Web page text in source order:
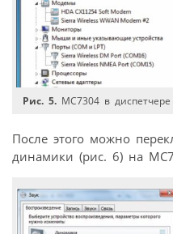
Рис. 5. МС7304 в диспетчере
После этого можно
динамики (рис. 6) на